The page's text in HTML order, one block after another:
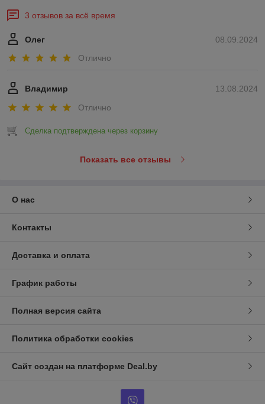
3 отзывов за всё время
08.09.2024
Олег
Отлично
13.08.2024
Владимир
Отлично
Сделка подтверждена через корзину
Показать все отзывы
О нас
Контакты
Доставка и оплата
График работы
Полная версия сайта
Политика обработки cookies
Сайт создан на платформе Deal.by